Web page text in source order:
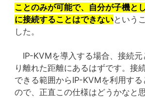
ことのみが可能で、自分が子機と
に接続することはできないという
した。
IP-KVMを導入する場合、接続元
り離れた距離にあるはずです。接
できる範囲からIP-KVMを利用す
ので、正直この仕様はどうかなと